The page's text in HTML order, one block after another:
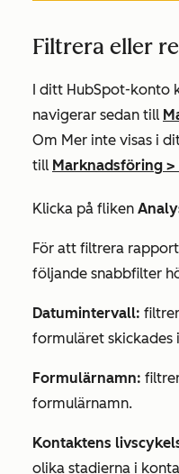
Filtrera eller
I ditt HubSpot-konto
navigerar sedan till
Om Mer inte visas i
till Marknadsföring >
Klicka på fliken
För att filtrera
följande snabbfilter
Datumintervall:
formuläret skickades
Formulärnamn:
formulärnamn.
Kontaktens
olika stadierna i